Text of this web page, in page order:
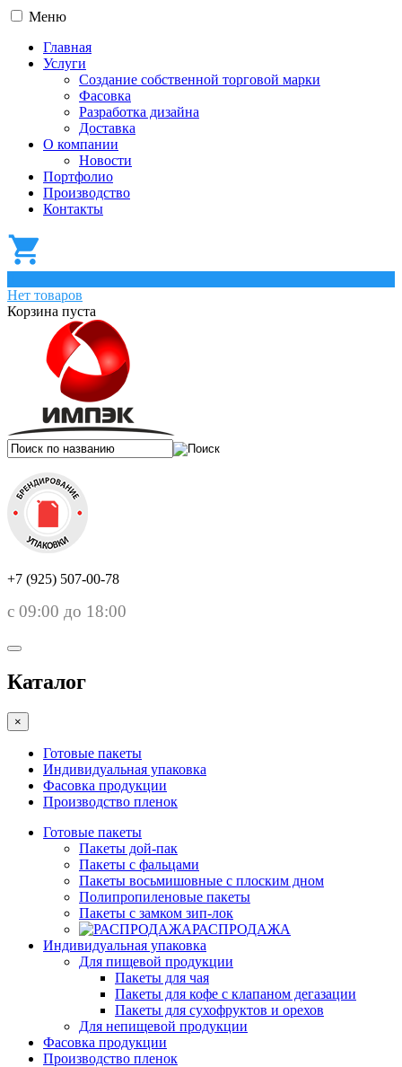
Меню
Главная
Услуги
Создание собственной торговой марки
Фасовка
Разработка дизайна
Доставка
О компании
Новости
Портфолио
Производство
Контакты
Нет товаров
Корзина пуста
+7 (925) 507-00-78
с 09:00 до 18:00
Каталог
×
Готовые пакеты
Индивидуальная упаковка
Фасовка продукции
Производство пленок
Готовые пакеты
Пакеты дой-пак
Пакеты с фальцами
Пакеты восьмишовные с плоским дном
Полипропиленовые пакеты
Пакеты с замком зип-лок
РАСПРОДАЖА
Индивидуальная упаковка
Для пищевой продукции
Пакеты для чая
Пакеты для кофе с клапаном дегазации
Пакеты для сухофруктов и орехов
Для непищевой продукции
Фасовка продукции
Производство пленок